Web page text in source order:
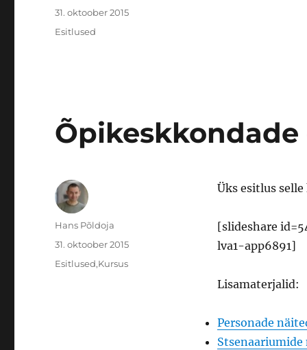
Postitatud
31. oktoober 2015
Rubriigid
Esitlused
Üks esitlus
[slideshare
lva1-app6891]
Lisamaterjalid:
Personade
Stsenaariumide
Autor
Hans Põldoja
Postitatud
31. oktoober 2015
Rubriigid
Esitlused,Kursus